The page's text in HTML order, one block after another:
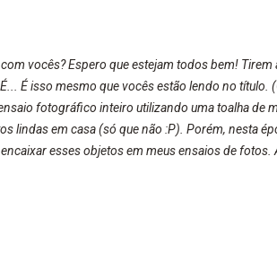
vocês? Espero que estejam todos bem!
É isso mesmo que vocês estão lendo no título.
fotográfico inteiro utilizando uma toalha de
lindas em casa (só que não :P). Porém, nesta
esses objetos em meus ensaios de fotos.
Fica aqui um incentivo para voc...